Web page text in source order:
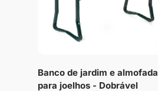
Banco de jardim e almofada
para joelhos - Dobrável